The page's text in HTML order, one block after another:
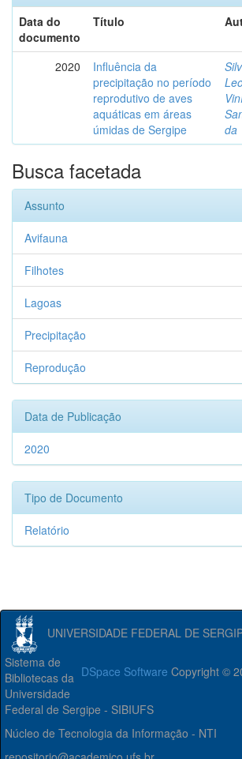
Data do
documento
Título
2020
Influência da
precipitação no período
reprodutivo de aves
aquáticas em áreas
úmidas de Sergipe
da
Busca facetada
Assunto
Avifauna
Filhotes
Lagoas
Precipitação
Reprodução
Data de Publicação
2020
Tipo de Documento
Relatório
UNIVERSIDADE FEDERAL DE
DSpace Software Copyright ©
Sistema de
Bibliotecas da
Universidade
Federal de Sergipe - SIBIUFS
Núcleo de Tecnologia da Informação - NTI